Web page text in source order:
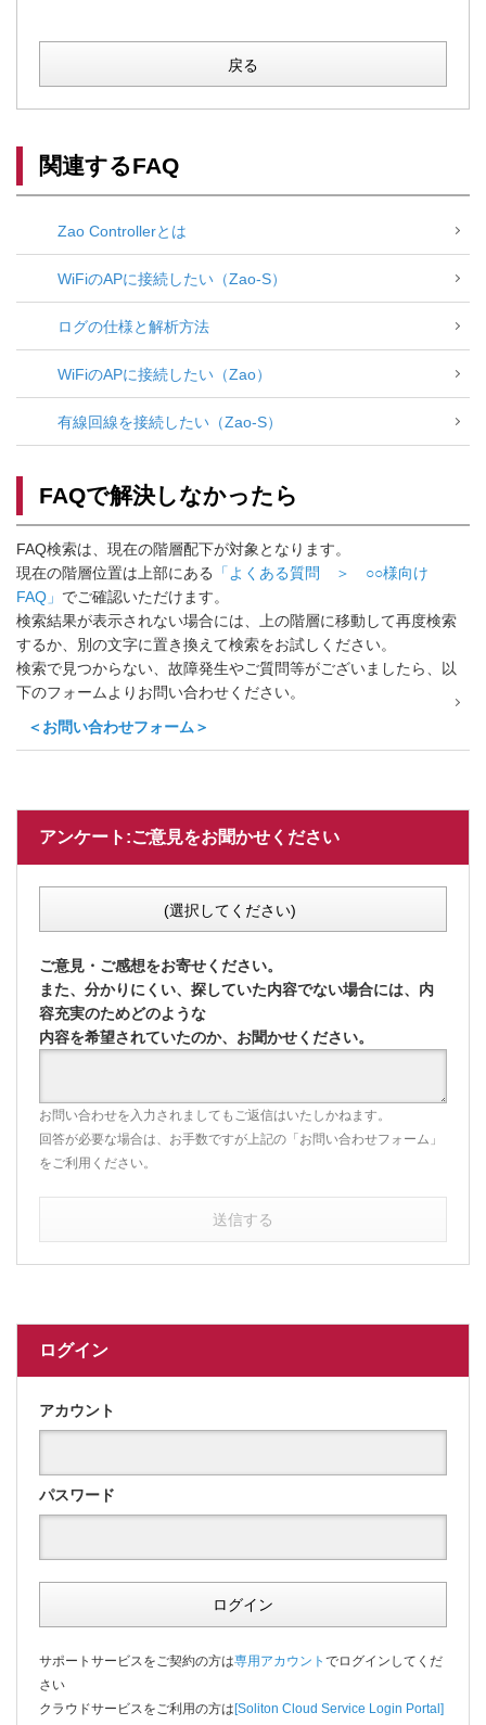
戻る
関連するFAQ
Zao Controllerとは
WiFiのAPに接続したい（Zao-S）
ログの仕様と解析方法
WiFiのAPに接続したい（Zao）
有線回線を接続したい（Zao-S）
FAQで解決しなかったら
FAQ検索は、現在の階層配下が対象となります。
現在の階層位置は上部にある
「よくある質問 ＞ ○○様向け
FAQ」 でご確認いただけます。
検索結果が表示されない場合には、上の階層に移動して再度検索
するか、別の文字に置き換えて検索をお試しください。
検索で見つからない、故障発生やご質問等がございましたら、以
下のフォームよりお問い合わせください。
＜お問い合わせフォーム＞
アンケート:ご意見をお聞かせください
(選択してください)
ご意見・ご感想をお寄せください。
また、分かりにくい、探していた内容でない場合には、内
容充実のためどのような
内容を希望されていたのか、お聞かせください。
お問い合わせを入力されましてもご返信はいたしかねます。
回答が必要な場合は、お手数ですが上記の「お問い合わせフォーム」
をご利用ください。
送信する
ログイン
アカウント
パスワード
ログイン
サポートサービスをご契約の方は専用アカウント でログインしてくだ
さい
クラウドサービスをご利用の方は[Soliton Cloud Service Login Portal]